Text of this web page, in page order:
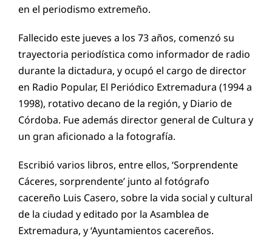
en el periodismo extremeño.
Fallecido este jueves a los 73 años, comenzó su
trayectoria periodística como informador de radio
durante la dictadura, y ocupó el cargo de director
en Radio Popular, El Periódico Extremadura (1994 a
1998), rotativo decano de la región, y Diario de
Córdoba. Fue además director general de Cultura y
un gran aficionado a la fotografía.
Escribió varios libros, entre ellos, ‘Sorprendente
Cáceres, sorprendente’ junto al fotógrafo
cacereño Luis Casero, sobre la vida social y cultural
de la ciudad y editado por la Asamblea de
Extremadura, y ‘Ayuntamientos cacereños.